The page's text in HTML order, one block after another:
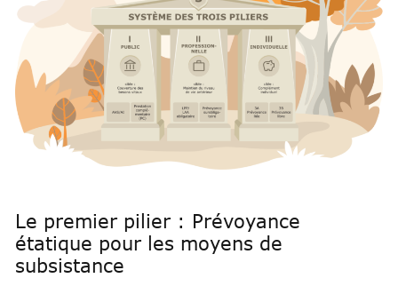
Le premier pilier : Prévoyance
étatique pour les moyens de
subsistance